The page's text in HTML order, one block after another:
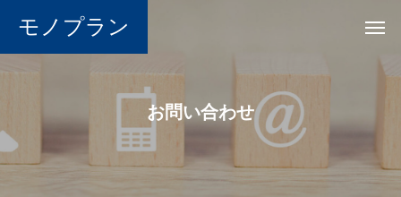
モノプラン
お問い合わせ